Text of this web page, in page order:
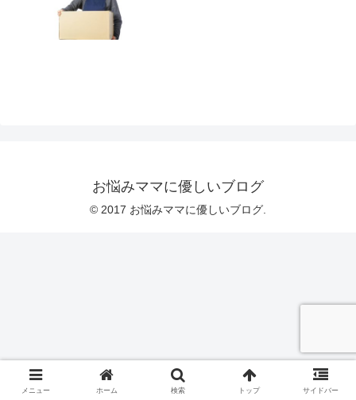
お悩みママに優しいブログ
© 2017 お悩みママに優しいブログ.
メニュー ホーム 検索 トップ サイドバー